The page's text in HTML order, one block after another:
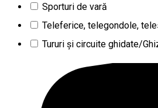
Sporturi de vară
Teleferice, telegondole,
Tururi şi circuite ghidate/